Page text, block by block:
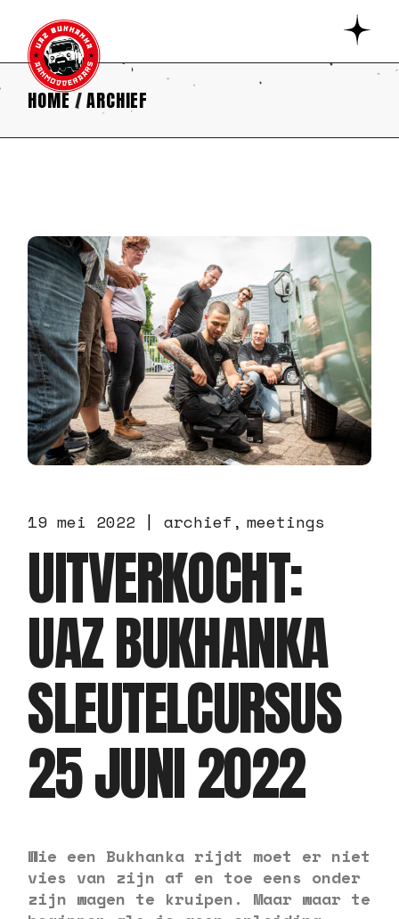
HOME ARCHIEF
19 mei 2022 archief meetings
UITVERKOCHT:
UAZ BUKHANKA
SLEUTELCURSUS
25 JUNI 2022
Wie een Bukhanka rijdt moet er niet
vies van zijn af en toe eens onder
zijn wagen te kruipen. Maar waar te